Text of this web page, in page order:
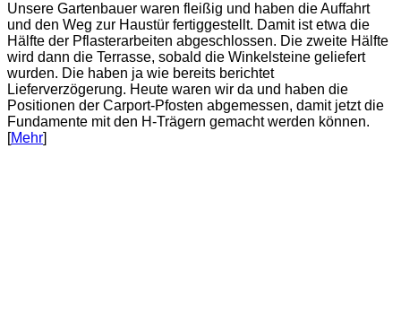
Unsere Gartenbauer waren fleißig und haben die Auffahrt
und den Weg zur Haustür fertiggestellt. Damit ist etwa die
Hälfte der Pflasterarbeiten abgeschlossen. Die zweite Hälfte
wird dann die Terrasse, sobald die Winkelsteine geliefert
wurden. Die haben ja wie bereits berichtet
Lieferverzögerung. Heute waren wir da und haben die
Positionen der Carport-Pfosten abgemessen, damit jetzt die
Fundamente mit den H-Trägern gemacht werden können.
[Mehr]